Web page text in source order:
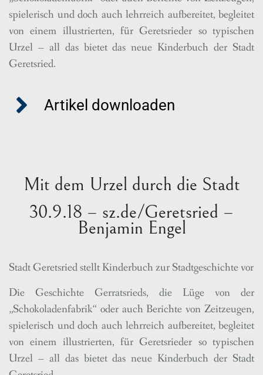
spielerisch und doch auch lehrreich aufbereitet, begleitet
von einem illustrierten, für Geretsrieder so typischen
Urzel – all das bietet das neue Kinderbuch der Stadt
Geretsried.
Artikel downloaden
Mit dem Urzel durch die Stadt
30.9.18 – sz.de/Geretsried –
Benjamin Engel
Stadt Geretsried stellt Kinderbuch zur Stadtgeschichte vor
Die Geschichte Gerratsrieds, die Lüge von der
„Schokoladenfabrik“ oder auch Berichte von Zeitzeugen,
spielerisch und doch auch lehrreich aufbereitet, begleitet
von einem illustrierten, für Geretsrieder so typischen
Urzel – all das bietet das neue Kinderbuch der Stadt